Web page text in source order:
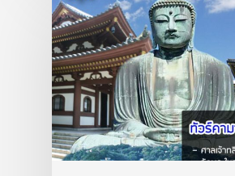
เ
ทั
ที่
ส